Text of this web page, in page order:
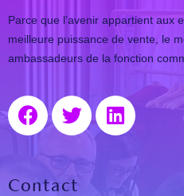
Parce que l’avenir appartient aux
meilleure puissance de vente, le
ambassadeurs de la fonction
Contact